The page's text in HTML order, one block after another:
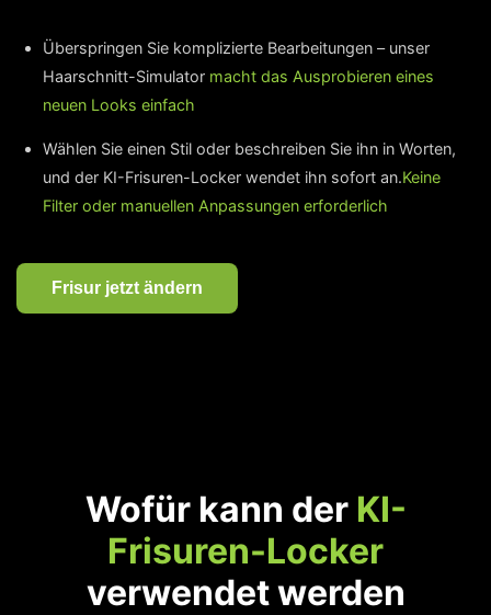
Überspringen Sie komplizierte Bearbeitungen – unser
Haarschnitt-Simulator macht das Ausprobieren eines
neuen Looks einfach
Wählen Sie einen Stil oder beschreiben Sie ihn in Worten,
und der KI-Frisuren-Locker wendet ihn sofort an.Keine
Filter oder manuellen Anpassungen erforderlich
Frisur jetzt ändern
Wofür kann der KI-
Frisuren-Locker
verwendet werden